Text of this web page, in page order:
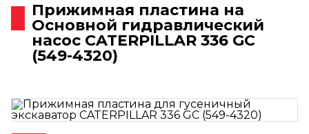
ЦЕНЫ
КОНТАКТЫ
Прижимная пластина на
Основной гидравлический
насос CATERPILLAR 336 GC
(549-4320)